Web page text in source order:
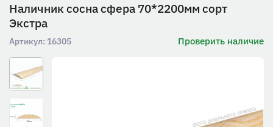
Наличник сосна сфера 70*2200мм сорт
Экстра
Артикул: 16305 Проверить наличие